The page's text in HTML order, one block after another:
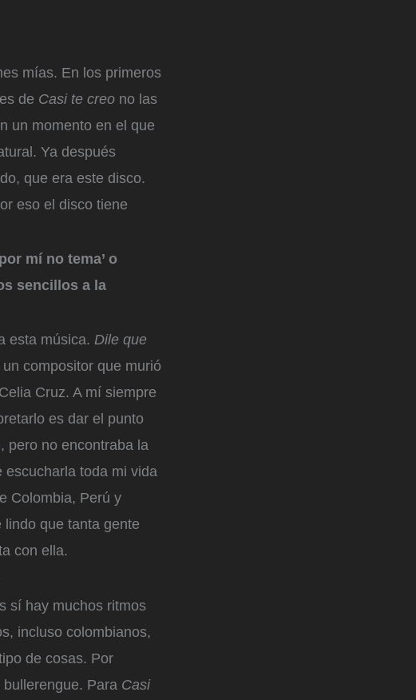
mías. En los primeros
de Casi te creo no las
un momento en el que
Ya después
que era este disco.
eso el disco tiene
mí no tema’ o
sencillos a la
esta música. Dile que
compositor que murió
Cruz. A mí siempre
es dar el punto
pero no encontraba la
toda mi vida
Colombia, Perú y
que tanta gente
con ella.
sí hay muchos ritmos
incluso colombianos,
de cosas. Por
Para Casi